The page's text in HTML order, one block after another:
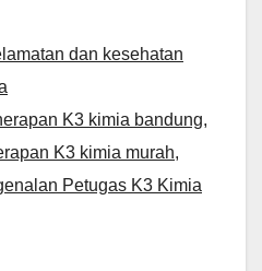
dan kesehatan
K3 kimia bandung,
K3 kimia murah,
Petugas K3 Kimia